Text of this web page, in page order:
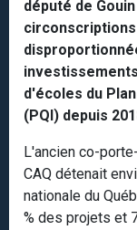
député de
d'écoles du
(PQI) depuis
L'ancien co-
CAQ détenait
nationale du
% des projets et